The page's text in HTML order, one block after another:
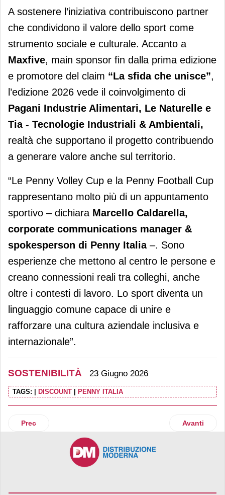
A sostenere l’iniziativa contribuiscono partner
che condividono il valore dello sport come
strumento sociale e culturale. Accanto a
Maxfive, main sponsor fin dalla prima edizione
e promotore del claim “La sfida che unisce”,
l’edizione 2026 vede il coinvolgimento di
Pagani Industrie Alimentari, Le Naturelle e
Tia - Tecnologie Industriali & Ambientali,
realtà che supportano il progetto contribuendo
a generare valore anche sul territorio.
“Le Penny Volley Cup e la Penny Football Cup
rappresentano molto più di un appuntamento
sportivo – dichiara Marcello Caldarella,
corporate communications manager &
spokesperson di Penny Italia –. Sono
esperienze che mettono al centro le persone e
creano connessioni reali tra colleghi, anche
oltre i contesti di lavoro. Lo sport diventa un
linguaggio comune capace di unire e
rafforzare una cultura aziendale inclusiva e
internazionale”.
SOSTENIBILITÀ 23 Giugno 2026
TAGS: DISCOUNT PENNY ITALIA
Articolo precedente: Logistica Uno pubblica il suo
Prec Articolo
Avanti